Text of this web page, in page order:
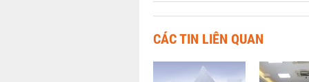
CÁC TIN LIÊN QUAN